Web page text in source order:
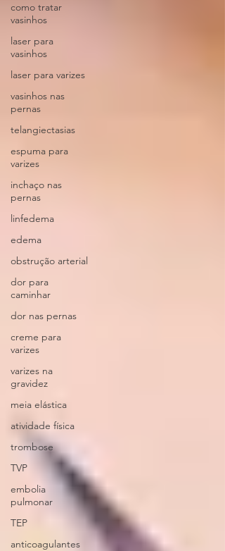
como tratar
vasinhos
laser para
vasinhos
laser para varizes
vasinhos nas
pernas
telangiectasias
espuma para
varizes
inchaço nas
pernas
linfedema
edema
obstrução arterial
dor para
caminhar
dor nas pernas
creme para
varizes
varizes na
gravidez
meia elástica
atividade física
trombose
TVP
embolia
pulmonar
TEP
anticoagulantes